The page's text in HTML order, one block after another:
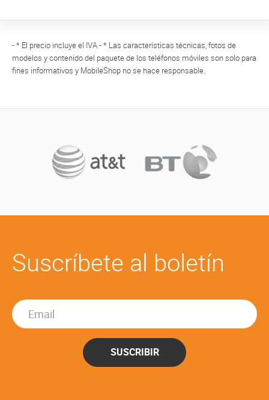
- * El precio incluye el IVA - * Las características técnicas, fotos de
modelos y contenido del paquete de los teléfonos móviles son solo para
fines informativos y MobileShop no se hace responsable.
Suscríbete al boletín
SUSCRIBIR